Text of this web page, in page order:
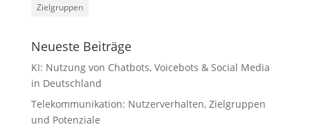
Zielgruppen
Neueste Beiträge
KI: Nutzung von Chatbots, Voicebots & Social Media
in Deutschland
Telekommunikation: Nutzerverhalten, Zielgruppen
und Potenziale